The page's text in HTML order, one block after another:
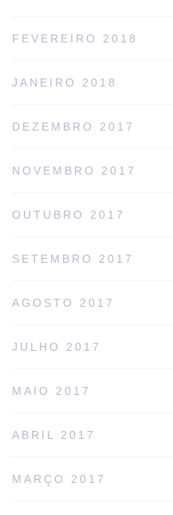
FEVEREIRO 2018
JANEIRO 2018
DEZEMBRO 2017
NOVEMBRO 2017
OUTUBRO 2017
SETEMBRO 2017
AGOSTO 2017
JULHO 2017
MAIO 2017
ABRIL 2017
MARÇO 2017